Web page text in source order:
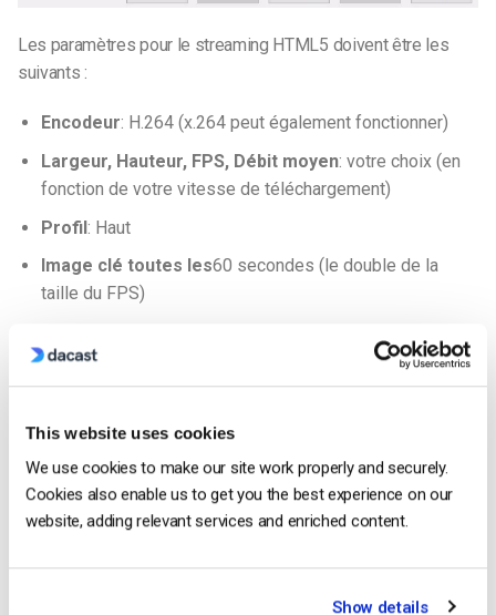
This website uses cookies
We use cookies to make our site work properly and securely.
Cookies also enable us to get you the best experience on our
website, adding relevant services and enriched content.
Show details
Les paramètres pour le streaming HTML5 doivent être les
suivants :
Encodeur: H.264 (x.264 peut également fonctionner)
Largeur, Hauteur, FPS, Débit moyen: votre choix (en
fonction de votre vitesse de téléchargement)
Profil: Haut
Image clé toutes les60 secondes (le double de la
taille du FPS)
Tous ces paramètres et d’autres encore sont indiqués dans
notreGuide des paramètres du Dacast Encoder.
Cliquez sur “Enregistrer” ou “Enregistrer sous” pour
sauvegarder vos modifications.